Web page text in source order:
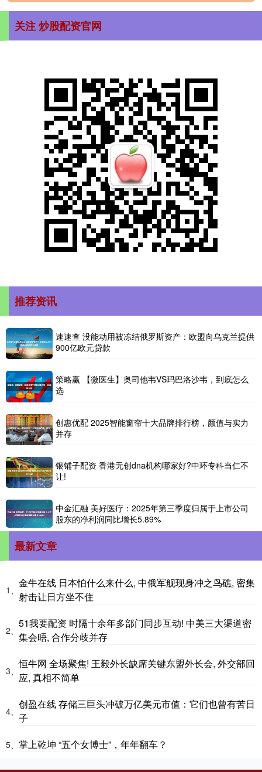
关注 炒股配资官网
推荐资讯
速速查 没能动用被冻结俄罗斯资产：欧盟向乌克兰提供
900亿欧元贷款
策略赢 【微医生】奥司他韦VS玛巴洛沙韦，到底怎么
选
创惠优配 2025智能窗帘十大品牌排行榜，颜值与实力
并存
银铺子配资 香港无创dna机构哪家好?中环专科当仁不
让!
中金汇融 美好医疗：2025年第三季度归属于上市公司
股东的净利润同比增长5.89%
最新文章
1、
金牛在线 日本怕什么来什么, 中俄军舰现身冲之鸟礁, 密集
射击让日方坐不住
2、
51我要配资 时隔十余年多部门同步互动! 中美三大渠道密
集会晤, 合作分歧并存
3、
恒牛网 全场聚焦! 王毅外长缺席关键东盟外长会, 外交部回
应, 真相不简单
4、
创盈在线 存储三巨头冲破万亿美元市值：它们也曾有苦日
子
5、 掌上乾坤 “五个女博士”，年年翻车？